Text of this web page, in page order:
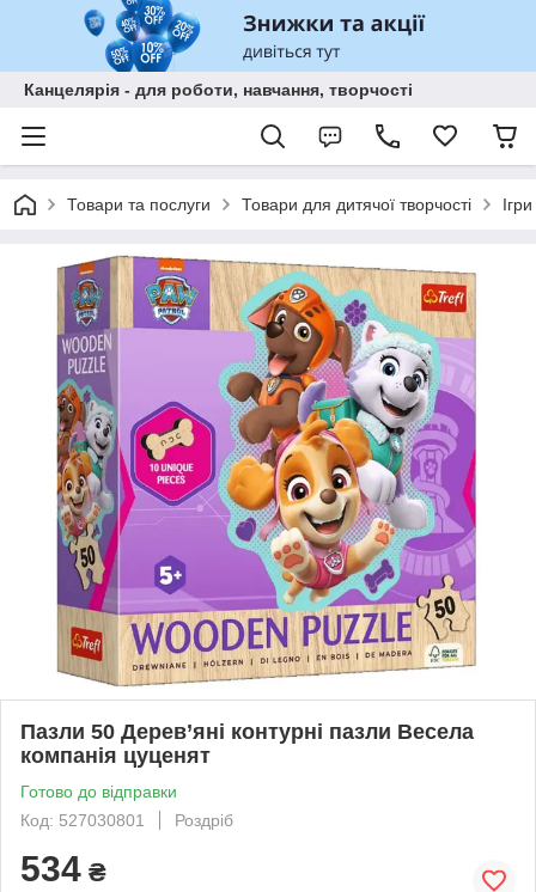
Канцелярія - для роботи, навчання, творчості
Товари та послуги Товари для дитячої творчості
Пазли 50 Дерев’яні контурні пазли Весела
компанія цуценят
Готово до відправки
Код: 527030801
Роздріб
534 ₴